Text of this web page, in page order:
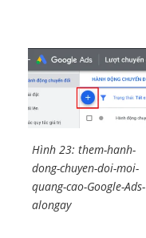
Hình 23: them-hanh-
dong-chuyen-doi-moi-
quang-cao-Google-Ads-
alongay